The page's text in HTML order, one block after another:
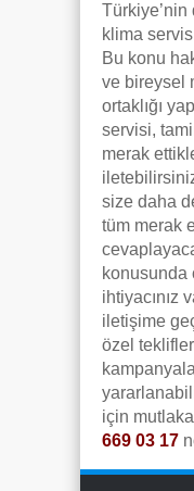
Türkiye’nin
klima
Bu konu
ve bireysel
ortaklığı
servisi,
merak
size daha
tüm merak
konusunda
ihtiyacınız
iletişime
özel
için mutlaka
669 03 17